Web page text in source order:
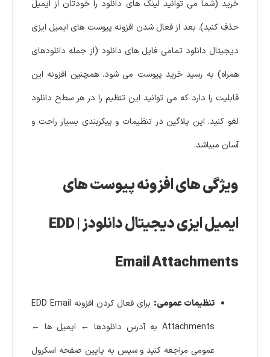
خرید (شما می توانید لینک های دانلود را خودتان از ایمیل
حذف کنید). بعد از فعال شدن افزونه پیوست های ایمیل ایزی
دیجیتال دانلود تمامی فایل های دانلود (از جمله دانلودهای
همراه) به رسید خرید پیوست می شود. همچنین افزونه این
قابلیت را دارد که می توانید این تنظیم را در هر سطح دانلود
لغو کنید. این پلاگین در تنظیمات و پیکربندی بسیار راحت و
آسان میباشد.
ویژگی های افزونه پیوست های
ایمیل ایزی دیجیتال دانلودز | EDD
Email Attachments
تنظیمات عمومی:
برای فعال کردن افزونه EDD Email
Attachments به آدرس دانلودها ← ایمیل ها ←
عمومی مراجعه کنید و سپس به پایین صفحه اسکرول